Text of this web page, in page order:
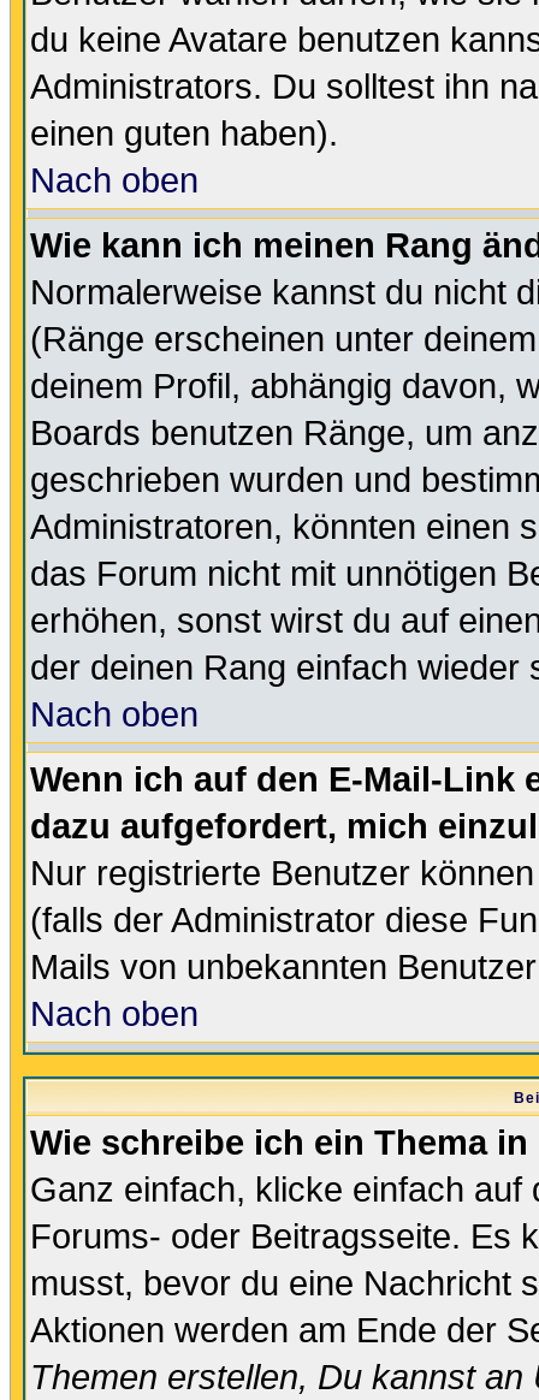
du keine Avatare benutzen
Administrators. Du solltest ihn
einen guten haben).
Nach oben
Wie kann ich meinen Rang
Normalerweise kannst du nicht
(Ränge erscheinen unter
deinem Profil, abhängig davon,
Boards benutzen Ränge, um
geschrieben wurden und
Administratoren, könnten einen
das Forum nicht mit unnötigen
erhöhen, sonst wirst du auf
der deinen Rang einfach wieder
Nach oben
Wenn ich auf den E-Mail-Link
dazu aufgefordert, mich
Nur registrierte Benutzer
(falls der Administrator diese
Mails von unbekannten
Nach oben
Wie schreibe ich ein Thema
Ganz einfach, klicke einfach
Forums- oder Beitragsseite. Es
musst, bevor du eine Nachricht
Aktionen werden am Ende der
Themen erstellen, Du kannst